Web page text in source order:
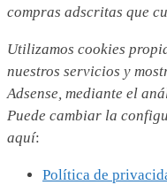
compras adscritas que
Utilizamos cookies
nuestros servicios y
Adsense, mediante el
Puede cambiar la
aquí:
Política de